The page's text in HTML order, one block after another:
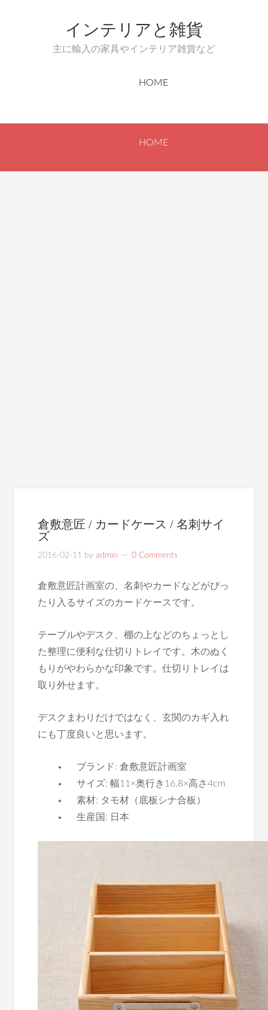
インテリアと雑貨
主に輸入の家具やインテリア雑貨など
HOME
HOME
倉敷意匠 / カードケース / 名刺サイ
ズ
2016-02-11 byadmin 0 Comments
倉敷意匠計画室の、名刺やカードなどがぴっ
たり入るサイズのカードケースです。
テーブルやデスク、棚の上などのちょっとし
た整理に便利な仕切りトレイです。木のぬく
もりがやわらかな印象です。仕切りトレイは
取り外せます。
デスクまわりだけではなく、玄関のカギ入れ
にも丁度良いと思います。
ブランド: 倉敷意匠計画室
サイズ: 幅11×奥行き16.8×高さ4cm
素材: タモ材（底板シナ合板）
生産国: 日本